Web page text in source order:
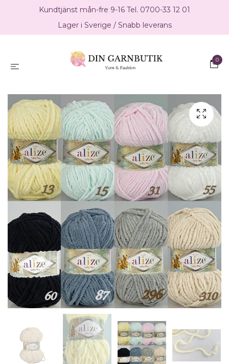
Kundtjänst mån-fre 9-16 Tel. 0700-33 12 01
Lager i Sverige / Snabb leverans
0